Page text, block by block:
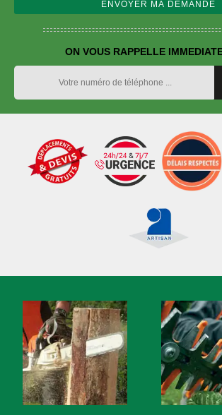
ON VOUS RAPPELLE